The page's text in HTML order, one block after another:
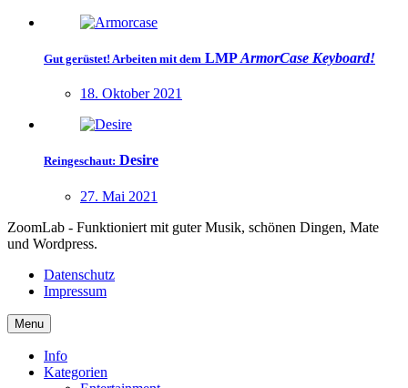
Gut gerüstet! Arbeiten mit dem LMPArmorCase Keyboard!
18. Oktober 2021
Reingeschaut: Desire
27. Mai 2021
ZoomLab - Funktioniert mit guter Musik, schönen Dingen, Mate
und Wordpress.
Datenschutz
Impressum
Menu
Info
Kategorien